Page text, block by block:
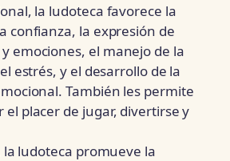
la ludoteca favorece la
confianza, la expresión de
emociones, el manejo de la
estrés, y el desarrollo de la
También les permite
placer de jugar, divertirse y
la ludoteca promueve la